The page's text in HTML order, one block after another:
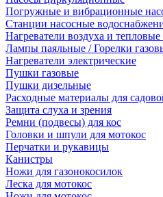
Погружные и вибрационные
Станции насосные
Нагреватели воздуха и
Лампы паяльные / Горелки
Нагреватели электрические
Пушки газовые
Пушки дизельные
Расходные материалы для
Защита слуха и зрения
Ремни (подвесы) для кос
Головки и шпули для мотокос
Перчатки и рукавицы
Канистры
Ножи для газонокосилок
Леска для мотокос